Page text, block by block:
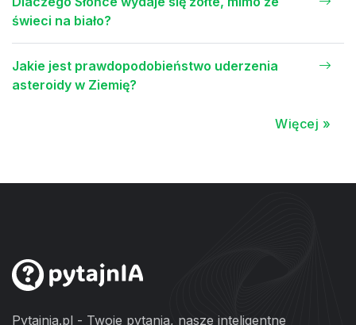
świeci na biało?
Jakie jest prawdopodobieństwo uderzenia
asteroidy w Ziemię?
Więcej »
Pytajnia.pl - Twoje pytania, nasze inteligentne